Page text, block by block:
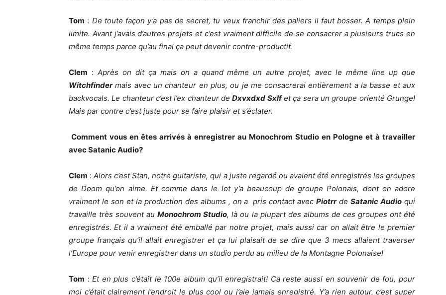
Tom : De toute façon y’a pas de secret, tu veux franchir des paliers il faut bosser. A temps plein
limite. Avant j’avais d’autres projets et c’est vraiment difficile de se consacrer a plusieurs trucs en
même temps parce qu’au final ça peut devenir contre-productif.
Clem : Après on dit ça mais on a quand même un autre projet, avec le même line up que
Witchfindermais avec un chanteur en plus, ou je me consacrerai entièrement a la basse et aux
backvocals. Le chanteur c’est l’ex chanteur deDxvxdxd Sxlfet ça sera un groupe orienté Grunge!
Mais par contre c’est juste pour se faire plaisir et s’éclater.
Comment vous en êtes arrivés à enregistrer au Monochrom Studio en Pologne et à travailler
avec Satanic Audio?
Clem :Alors c’est Stan, notre guitariste, qui a juste regardé ou avaient été enregistrés les groupes
de Doom qu’on aime. Et comme dans le lot y’a beaucoup de groupe Polonais, dont on adore
vraiment le son et la production des albums , on a pris contact avecPiotrrdeSatanic Audio qui
travaille très souvent auMonochrom Studio, là ou la plupart des albums de ces groupes ont été
enregistrés. Et il a vraiment été emballé par notre projet, mais aussi car on allait être le premier
groupe français qu’il allait enregistrer et ça lui plaisait de se dire que 3 mecs allaient traverser
l’Europe pour venir enregistrer dans un studio perdu au milieu de la Montagne Polonaise!
Tom :Et en plus c’était le 100e album qu’il enregistrait! Ca reste aussi en souvenir de fou, pour
moi c’était clairement l’endroit le plus cool ou j’aie jamais enregistré. Y’a rien autour, c’est super